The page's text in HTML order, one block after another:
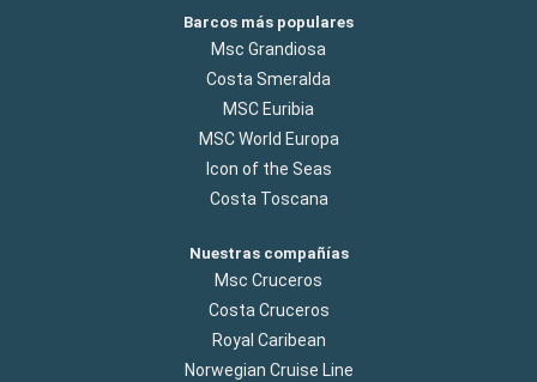
Barcos más populares
Msc Grandiosa
Costa Smeralda
MSC Euribia
MSC World Europa
Icon of the Seas
Costa Toscana
Nuestras compañías
Msc Cruceros
Costa Cruceros
Royal Caribean
Norwegian Cruise Line